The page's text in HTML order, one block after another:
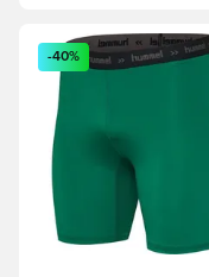
Åbner en Modal til
-40%